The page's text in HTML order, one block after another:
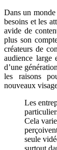
Dans un
besoins et les
avide de
plus son
créateurs de
audience large
d’une
les raisons
nouveaux
Les
Cela
seule
surtout